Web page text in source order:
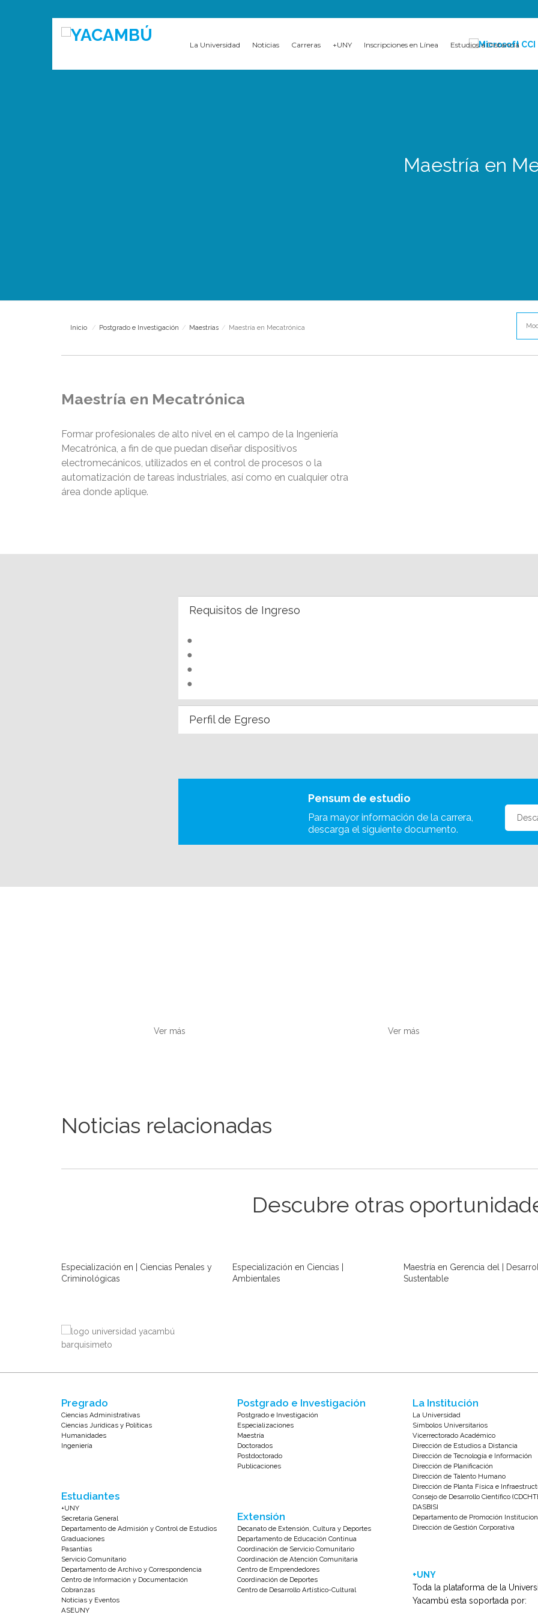
La Universidad Noticias Carreras +UNY Inscripciones en Línea Estudios a Distancia
Maestría en
Inicio / Postgrado e Investigación / Maestrías / Maestría en Mecatrónica
Maestría en Mecatrónica
Formar profesionales de alto nivel en el campo de la Ingeniería
Mecatrónica, a fin de que puedan diseñar dispositivos
electromecánicos, utilizados en el control de procesos o la
automatización de tareas industriales, así como en cualquier otra
área donde aplique.
Requisitos de Ingreso
●
●
●
●
Perfil de Egreso
Pensum de estudio
Para mayor información de la carrera,
descarga el siguiente documento.
Ver más Ver más
Noticias relacionadas
Descubre otras
Especialización en | Ciencias Penales y
Criminológicas
Especialización en Ciencias |
Ambientales
Maestría en Gerencia del |
Sustentable
Pregrado
Ciencias Administrativas
Ciencias Jurídicas y Políticas
Humanidades
Ingeniería
Estudiantes
+UNY
Secretaría General
Departamento de Admisión y Control de Estudios
Graduaciones
Pasantías
Servicio Comunitario
Departamento de Archivo y Correspondencia
Centro de Información y Documentación
Cobranzas
Noticias y Eventos
ASEUNY
Postgrado e Investigación
Postgrado e Investigación
Especializaciones
Maestría
Doctorados
Postdoctorado
Publicaciones
Extensión
Decanato de Extensión, Cultura y Deportes
Departamento de Educación Continua
Coordinación de Servicio Comunitario
Coordinación de Atención Comunitaria
Centro de Emprendedores
Coordinación de Deportes
Centro de Desarrollo Artístico-Cultural
La Institución
La Universidad
Símbolos Universitarios
Vicerrectorado Académico
Dirección de Estudios a Distancia
Dirección de Tecnología e Información
Dirección de Planificación
Dirección de Talento Humano
Dirección de Planta Física e
Consejo de Desarrollo Científico
DASBISI
Departamento de Promoción
Dirección de Gestión Corporativa
+UNY
Toda la plataforma de la
Yacambú esta soportada por: